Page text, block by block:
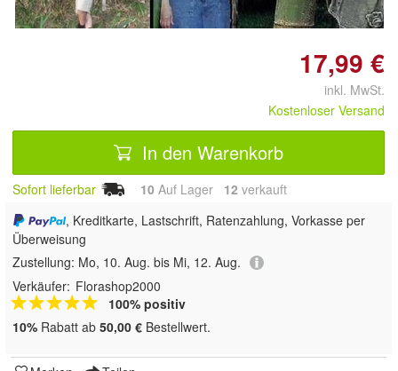
17,99 €
inkl. MwSt.
Kostenloser Versand
In den Warenkorb
Sofort lieferbar 10 Auf Lager 12 verkauft
, Kreditkarte, Lastschrift, Ratenzahlung, Vorkasse per
Überweisung
Zustellung: Mo, 10. Aug. bis Mi, 12. Aug.
Verkäufer: Florashop2000
100% positiv
10% Rabatt ab 50,00 € Bestellwert.